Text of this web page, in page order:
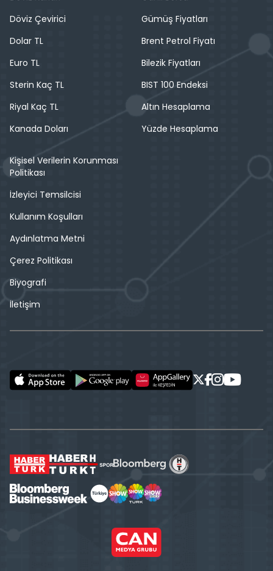
Döviz Çevirici
Dolar TL
Euro TL
Sterin Kaç TL
Riyal Kaç TL
Kanada Doları
Gümüş Fiyatları
Brent Petrol Fiyatı
Bilezik Fiyatları
BIST 100 Endeksi
Altın Hesaplama
Yüzde Hesaplama
Kişisel Verilerin Korunması
Politikası
İzleyici Temsilcisi
Kullanım Koşulları
Aydınlatma Metni
Çerez Politikası
Biyografi
İletişim